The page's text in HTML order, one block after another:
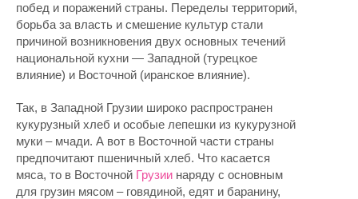
побед и поражений страны. Переделы территорий,
борьба за власть и смешение культур стали
причиной возникновения двух основных течений
национальной кухни — Западной (турецкое
влияние) и Восточной (иранское влияние).
Так, в Западной Грузии широко распространен
кукурузный хлеб и особые лепешки из кукурузной
муки – мчади. А вот в Восточной части страны
предпочитают пшеничный хлеб. Что касается
мяса, то в Восточной Грузии наряду с основным
для грузин мясом – говядиной, едят и баранину,